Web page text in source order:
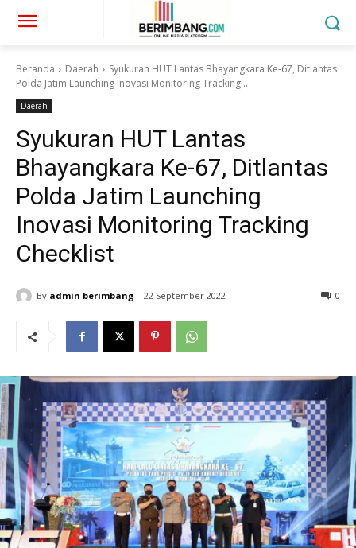
Beranda Daerah
Syukuran HUT Lantas Bhayangkara Ke-67, Ditlantas
Polda Jatim Launching Inovasi Monitoring Tracking...
Daerah
Syukuran HUT Lantas
Bhayangkara Ke-67, Ditlantas
Polda Jatim Launching
Inovasi Monitoring Tracking
Checklist
By admin berimbang 22 September 2022 0